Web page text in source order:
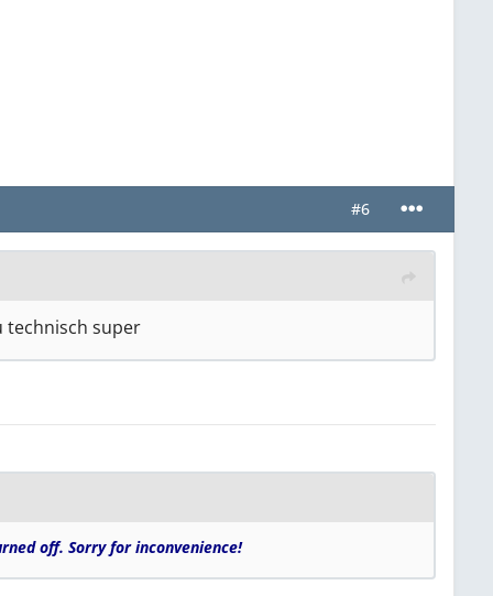
#6
technisch super
off. Sorry for inconvenience!